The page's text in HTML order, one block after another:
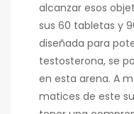
alcanzar esos
sus 60 tabletas y
diseñada para
testosterona, se
en esta arena. A
matices de este